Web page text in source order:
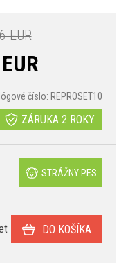
EUR
číslo: REPROSET10
ZÁRUKA 2 ROKY
STRÁŽNY PES
DO KOŠÍKA